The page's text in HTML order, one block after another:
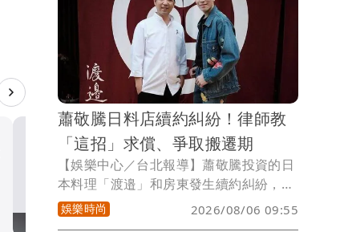
華語天王遭亂爆私生子 周
無辜捲入！杰威爾發聲明怒斥
會，沒想到洪詩看到老師傳來的照片，直
接在餐廳泣不成聲，惹人心疼。
蕭敬騰日料店續約糾紛！律師教
「這招」求償、爭取搬遷期
【娛樂中心／台北報導】蕭敬騰投資的日
本料理「渡邉」和房東發生續約糾紛，針
對房東口頭或通訊軟體同意續約後又臨時
反悔，律師指出，《民法》租約屬諾成契
娛樂時尚 2026/08/06 09:55